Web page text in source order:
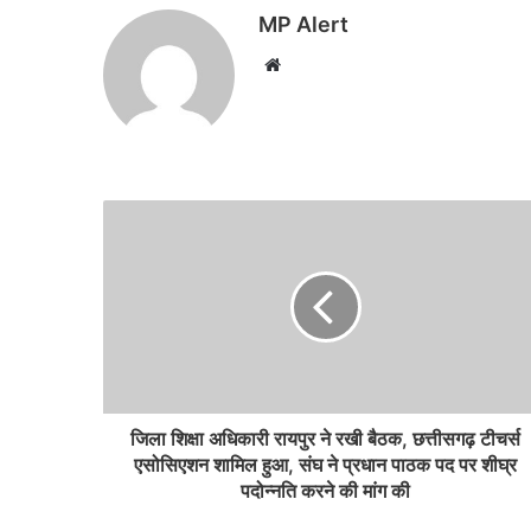
MP Alert
Website
जिला शिक्षा अधिकारी रायपुर ने रखी बैठक, छत्तीसगढ़ टीचर्स
एसोसिएशन शामिल हुआ, संघ ने प्रधान पाठक पद पर शीघ्र
पदोन्नति करने की मांग की